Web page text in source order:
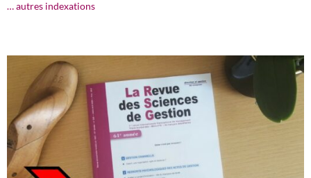
… autres indexations